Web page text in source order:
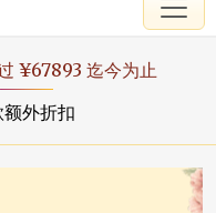
¥67893 迄今为止
外折扣